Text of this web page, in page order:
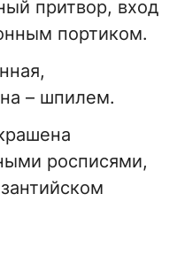
притвор, вход
портиком.
– шпилем.
росписями,